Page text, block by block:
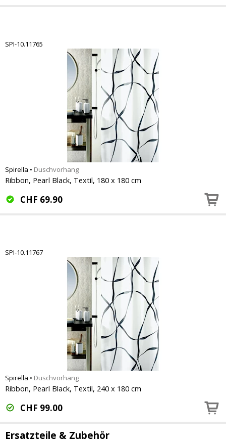
SPI-10.11765
Spirella • Duschvorhang
Ribbon, Pearl Black, Textil, 180 x 180 cm
CHF 69.90
SPI-10.11767
Spirella • Duschvorhang
Ribbon, Pearl Black, Textil, 240 x 180 cm
CHF 99.00
Ersatzteile & Zubehör